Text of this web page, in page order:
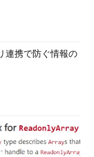
連携で防ぐ情報の